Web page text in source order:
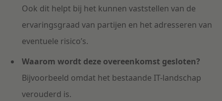
Ook dit helpt bij het kunnen vaststellen van de
ervaringsgraad van partijen en het adresseren van
eventuele risico’s.
Waarom wordt deze overeenkomst gesloten?
Bijvoorbeeld omdat het bestaande IT-landschap
verouderd is.